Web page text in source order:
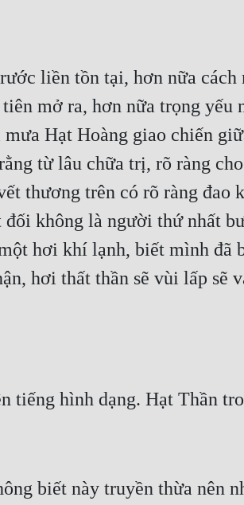
liền tồn tại, hơn nữa
mở ra, hơn nữa trọng yếu
Hạt Hoàng giao chiến
từ lâu chữa trị, rõ ràng
thương trên có rõ ràng đao
không là người thứ nhất
hơi khí lạnh, biết mình đã
hơi thất thần sẽ vùi lấp sẽ
hình dạng. Hạt Thần
biết này truyền thừa nên